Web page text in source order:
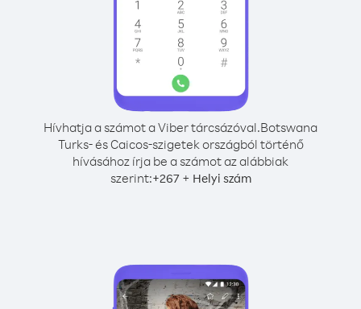
Hívhatja a számot a Viber tárcsázóval.Botswana
Turks- és Caicos-szigetek országból történő
hívásához írja be a számot az alábbiak
szerint:+267+ Helyi szám